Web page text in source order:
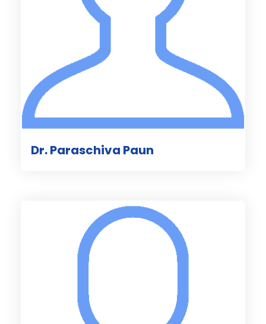
Dr. Paraschiva Paun